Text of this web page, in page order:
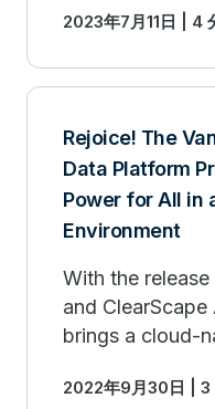
insights at scale
2023年7月11日 | 4
Rejoice! The
Data Platform
Power for All in
Environment
With the
and
brings a cloud-
differentiators
2022年9月30日 | 3